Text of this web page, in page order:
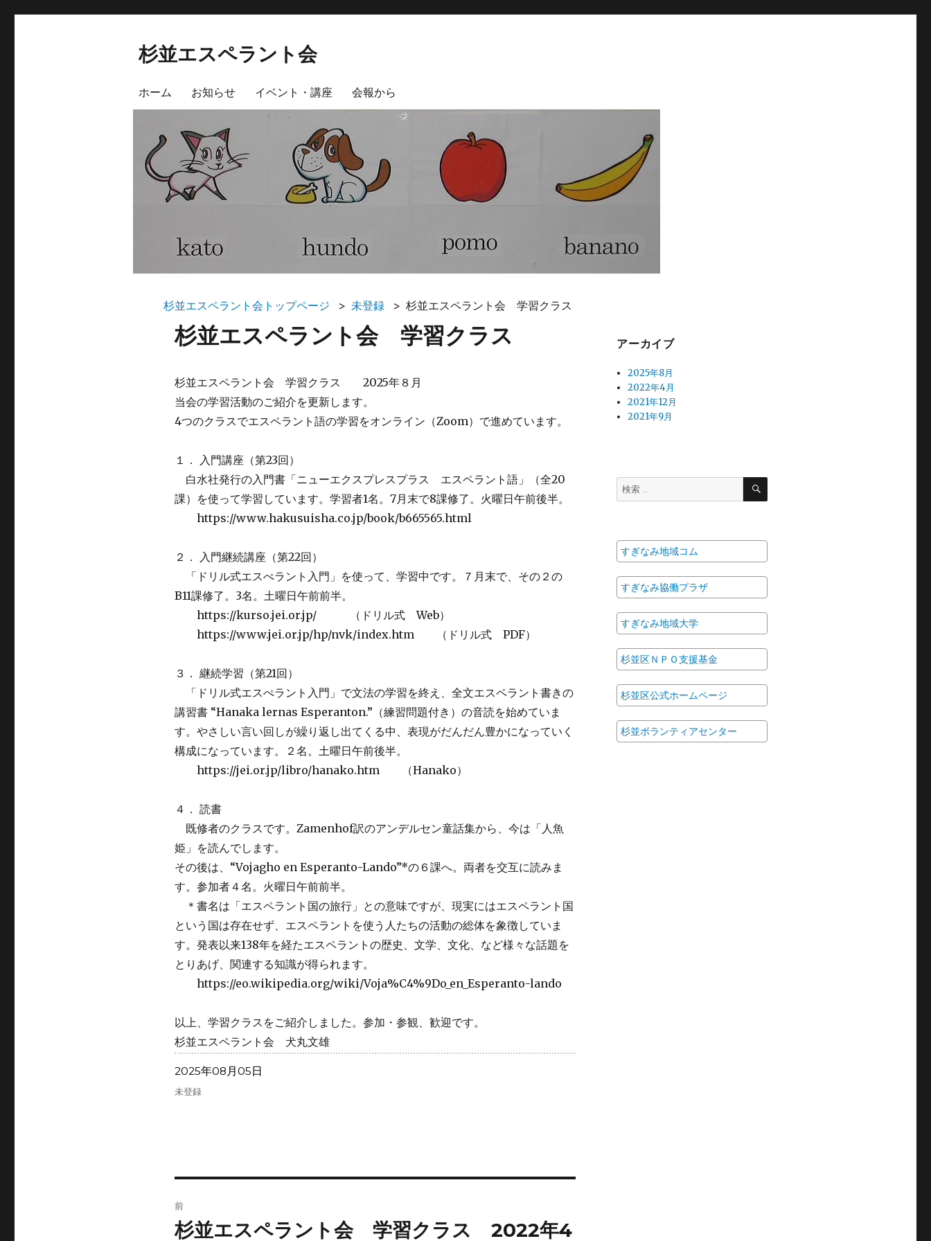
杉並エスペラント会
ホーム お知らせ イベント・講座 会報から
杉並エスペラント会トップページ 未登録 杉並エスペラント会 学習クラス
杉並エスペラント会 学習クラス
杉並エスペラント会 学習クラス 2025年８月
当会の学習活動のご紹介を更新します。
4つのクラスでエスペラント語の学習をオンライン（Zoom）で進めています。
１． 入門講座（第23回）
白水社発行の入門書「ニューエクスプレスプラス エスペラント語」（全20
課）を使って学習しています。学習者1名。7月末で8課修了。火曜日午前後半。
https://www.hakusuisha.co.jp/book/b665565.html
２． 入門継続講座（第22回）
「ドリル式エスぺラント入門」を使って、学習中です。７月末で、その２の
B11課修了。3名。土曜日午前前半。
https://kurso.jei.or.jp/ （ドリル式 Web）
https://www.jei.or.jp/hp/nvk/index.htm （ドリル式 PDF）
３． 継続学習（第21回）
「ドリル式エスぺラント入門」で文法の学習を終え、全文エスペラント書きの
講習書 “Hanaka lernas Esperanton.”（練習問題付き）の音読を始めていま
す。やさしい言い回しが繰り返し出てくる中、表現がだんだん豊かになっていく
構成になっています。２名。土曜日午前後半。
https://jei.or.jp/libro/hanako.htm （Hanako）
４． 読書
既修者のクラスです。Zamenhof訳のアンデルセン童話集から、今は「人魚
姫」を読んでします。
その後は、“Vojagho en Esperanto-Lando”*の６課へ。両者を交互に読みま
す。参加者４名。火曜日午前前半。
＊書名は「エスペラント国の旅行」との意味ですが、現実にはエスペラント国
という国は存在せず、エスペラントを使う人たちの活動の総体を象徴していま
す。発表以来138年を経たエスペラントの歴史、文学、文化、など様々な話題を
とりあげ、関連する知識が得られます。
https://eo.wikipedia.org/wiki/Voja%C4%9Do_en_Esperanto-lando
以上、学習クラスをご紹介しました。参加・参観、歓迎です。
杉並エスペラント会 犬丸文雄
投
日:
2025年08月05日
カ
未登録
稿
前
前
杉並エスペラント会 学習クラス 2022年4
アーカイブ
2025年8月
2022年4月
2021年12月
2021年9月
検
索:
検
すぎなみ地域コム
すぎなみ協働プラザ
すぎなみ地域大学
杉並区ＮＰＯ支援基金
杉並区公式ホームページ
杉並ボランティアセンター